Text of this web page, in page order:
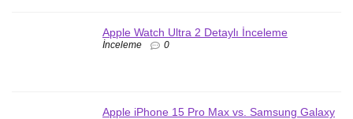
Apple Watch Ultra 2 Detaylı İnceleme
İnceleme 0
Apple iPhone 15 Pro Max vs. Samsung Galaxy